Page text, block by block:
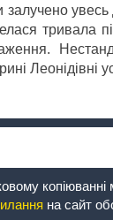
увесь
тривала
Леонідівні
копіюванні
на сайт